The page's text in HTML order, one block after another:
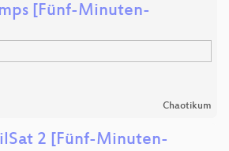
[Fünf-Minuten-
Chaotikum
2 [Fünf-Minuten-